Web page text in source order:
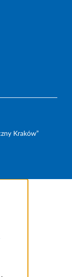
Kraków”